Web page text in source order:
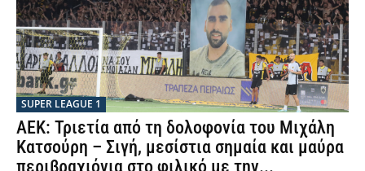
SUPER LEAGUE 1
ΑΕΚ: Τριετία από τη δολοφονία του Μιχάλη
Κατσούρη – Σιγή, μεσίστια σημαία και μαύρα
περιβραχιόνια στο φιλικό με την...